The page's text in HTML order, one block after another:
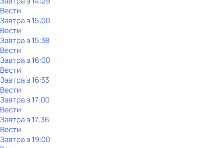
Вести
Завтра в 15:00
Вести
Завтра в 15:38
Вести
Завтра в 16:00
Вести
Завтра в 16:33
Вести
Завтра в 17:00
Вести
Завтра в 17:36
Вести
Завтра в 19:00